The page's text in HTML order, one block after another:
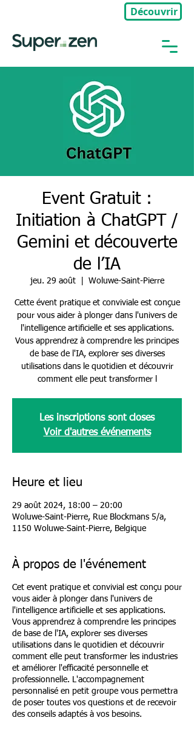
Découvrir
Event Gratuit :
Initiation à ChatGPT /
Gemini et découverte
de l’IA
jeu. 29 août
  |
Woluwe-Saint-Pierre
Cette évent pratique et conviviale est conçue
pour vous aider à plonger dans l'univers de
l'intelligence artificielle et ses applications.
Vous apprendrez à comprendre les principes
de base de l'IA, explorer ses diverses
utilisations dans le quotidien et découvrir
comment elle peut transformer l
Les inscriptions sont closes
Voir d'autres événements
Heure et lieu
29 août 2024, 18:00 – 20:00
Woluwe-Saint-Pierre, Rue Blockmans 5/a,
1150 Woluwe-Saint-Pierre, Belgique
À propos de l'événement
Cet event pratique et convivial est conçu pour
vous aider à plonger dans l'univers de
l'intelligence artificielle et ses applications.
Vous apprendrez à comprendre les principes
de base de l'IA, explorer ses diverses
utilisations dans le quotidien et découvrir
comment elle peut transformer les industries
et améliorer l'efficacité personnelle et
professionnelle. L'accompagnement
personnalisé en petit groupe vous permettra
de poser toutes vos questions et de recevoir
des conseils adaptés à vos besoins.